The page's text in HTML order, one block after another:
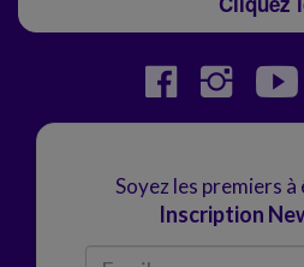
Soyez les premiers
Inscription